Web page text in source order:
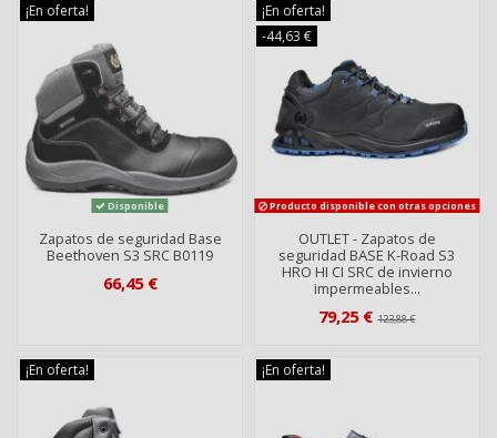
¡En oferta!
Disponible
Zapatos de seguridad Base
Beethoven S3 SRC B0119
66,45 €
¡En oferta!
-44,63 €
Producto disponible con otras opciones
OUTLET - Zapatos de
seguridad BASE K-Road S3
HRO HI CI SRC de invierno
impermeables...
79,25 €123,88 €
¡En oferta! ¡En oferta!